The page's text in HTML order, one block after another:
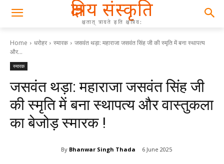
क्षत्रिय संस्कृति
क्षतात् त्रायते इति क्षत्रिय:
Home धरोहर स्मारक
जसवंत थड़ा: महाराजा जसवंत सिंह जी की स्मृति में बना स्थापत्य
और...
स्मारक
जसवंत थड़ा: महाराजा जसवंत सिंह जी
की स्मृति में बना स्थापत्य और वास्तुकला
का बेजोड़ स्मारक !
By Bhanwar Singh Thada 6 June 2025